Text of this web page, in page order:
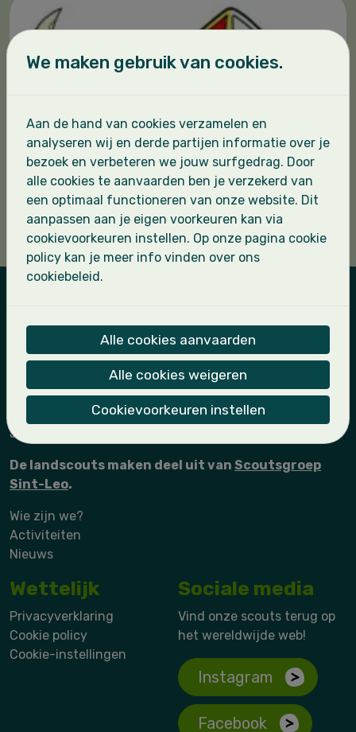
Landscouts Sint-Leo
Kapoenen
Jonggivers
Jin
De landscouts maken deel uit van Scoutsgroep
Sint-Leo.
Wie zijn we?
Activiteiten
Nieuws
Wettelijk
Privacyverklaring
Cookie policy
Cookie-instellingen
Sociale media
Vind onze scouts terug op
het wereldwijde web!
Instagram
Facebook
We maken gebruik van cookies.
Aan de hand van cookies verzamelen en
analyseren wij en derde partijen informatie over je
bezoek en verbeteren we jouw surfgedrag. Door
alle cookies te aanvaarden ben je verzekerd van
een optimaal functioneren van onze website. Dit
aanpassen aan je eigen voorkeuren kan via
cookievoorkeuren instellen. Op onze pagina cookie
policy kan je meer info vinden over ons
cookiebeleid.
Alle cookies aanvaarden
Alle cookies weigeren
Cookievoorkeuren instellen